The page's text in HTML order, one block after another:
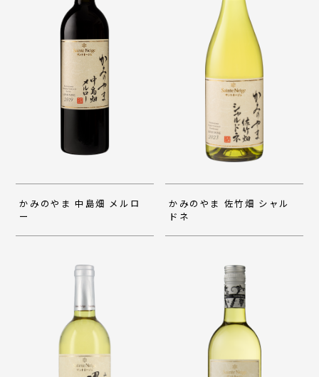
かみのやま 中島畑 メルロ
ー
かみのやま 佐竹畑 シャル
ドネ